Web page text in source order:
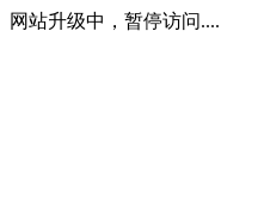
网站升级中，暂停访问....